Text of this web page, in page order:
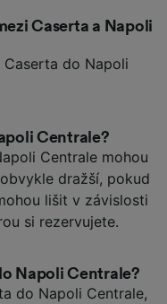
Caserta a Napoli
do Napoli
Centrale?
Centrale mohou
dražší, pokud
lišit v závislosti
si rezervujete.
Napoli Centrale?
do Napoli Centrale,